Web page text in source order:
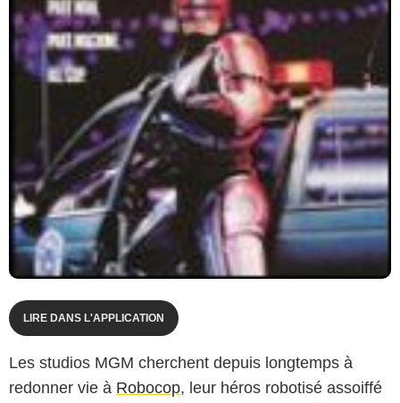
LIRE DANS L'APPLICATION
Les studios MGM cherchent depuis longtemps à
redonner vie à Robocop, leur héros robotisé assoiffé